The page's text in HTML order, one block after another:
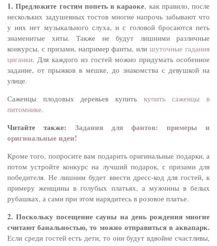
1. Предложите гостям попеть в караоке, как правило, после
нескольких задушевных тостов многие напрочь забывают что
у них нет музыкального слуха, и с головой бросаются петь
знаменитые хиты. Также не будут лишними различные
конкурсы, с призами, например фанты, илишуточные гадания
циганки. Для каждого из гостей можно придумать особенное
задание, от прыжков в мешке, до знакомства с девушкой на
улице.
Саженцы плодовых деревьев купить купить саженцы в
питомнике.
Читайте также: Задания для фантов: примеры и
оригинальные идеи!
Кроме того, попросите вам подарить оригинальные подарки, а
потом устройте конкурс на лучший подарок, с призами для
победителя. Не лишним будет ввести дресс-код для гостей, к
примеру женщины в голубых платьях, а мужчины в белых
рубашках, а сами при этом нарядитесь в розовое платье.
2. Поскольку посещение сауны на день рождения многие
считают банальностью, то можно отправиться в аквапарк.
Если среди гостей есть дети, то они будут вдвойне счастливы,